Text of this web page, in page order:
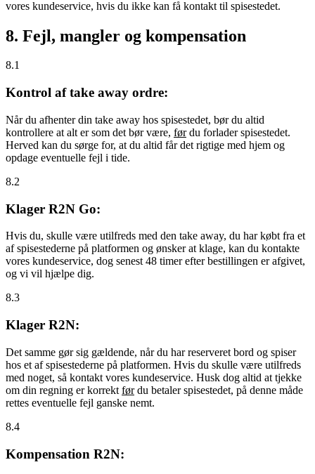
vores kundeservice, hvis du ikke kan få kontakt til spisestedet.
8. Fejl, mangler og kompensation
8.1
Kontrol af take away ordre:
Når du afhenter din take away hos spisestedet, bør du altid
kontrollere at alt er som det bør være, førdu forlader spisestedet.
Herved kan du sørge for, at du altid får det rigtige med hjem og
opdage eventuelle fejl i tide.
8.2
Klager R2N Go:
Hvis du, skulle være utilfreds med den take away, du har købt fra et
af spisestederne på platformen og ønsker at klage, kan du kontakte
vores kundeservice, dog senest 48 timer efter bestillingen er afgivet,
og vi vil hjælpe dig.
8.3
Klager R2N:
Det samme gør sig gældende, når du har reserveret bord og spiser
hos et af spisestederne på platformen. Hvis du skulle være utilfreds
med noget, så kontakt vores kundeservice. Husk dog altid at tjekke
om din regning er korrekt førdu betaler spisestedet, på denne måde
rettes eventuelle fejl ganske nemt.
8.4
Kompensation R2N: